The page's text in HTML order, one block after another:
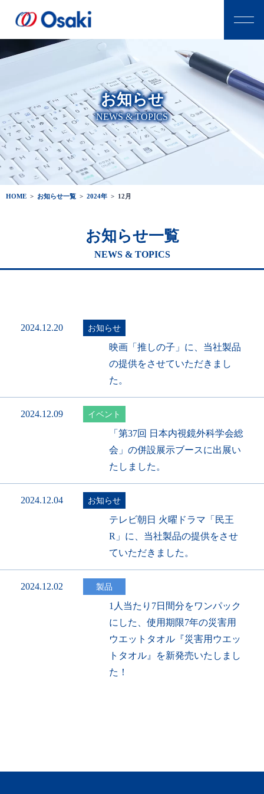
お知らせ
NEWS & TOPICS
HOME > お知らせ一覧 > 2024年 > 12月
お知らせ一覧
NEWS & TOPICS
2024.12.20 お知らせ
映画「推しの子」に、当社製品
の提供をさせていただきまし
た。
2024.12.09 イベント
「第37回 日本内視鏡外科学会総
会」の併設展示ブースに出展い
たしました。
2024.12.04 お知らせ
テレビ朝日 火曜ドラマ「民王
R」に、当社製品の提供をさせ
ていただきました。
2024.12.02 製品
1人当たり7日間分をワンパック
にした、使用期限7年の災害用
ウエットタオル『災害用ウエッ
トタオル』を新発売いたしまし
た！